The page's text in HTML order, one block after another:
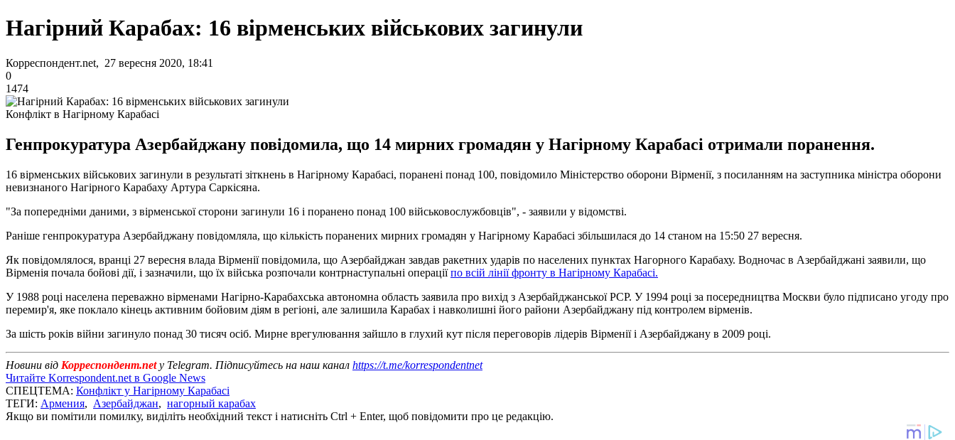
Нагірний Карабах: 16 вірменських військових загинули
Корреспондент.net, 27 вересня 2020, 18:41
0
1474
Конфлікт в Нагірному Карабасі
Генпрокуратура Азербайджану повідомила, що 14 мирних громадян у Нагірному Карабасі отримали поранення.
16 вірменських військових загинули в результаті зіткнень в Нагірному Карабасі, поранені понад 100, повідомило Міністерство оборони Вірменії, з посиланням на заступника міністра оборони
невизнаного Нагірного Карабаху Артура Саркісяна.
"За попередніми даними, з вірменської сторони загинули 16 і поранено понад 100 військовослужбовців", - заявили у відомстві.
Раніше генпрокуратура Азербайджану повідомляла, що кількість поранених мирних громадян у Нагірному Карабасі збільшилася до 14 станом на 15:50 27 вересня.
Як повідомлялося, вранці 27 вересня влада Вірменії повідомила, що Азербайджан завдав ракетних ударів по населених пунктах Нагорного Карабаху. Водночас в Азербайджані заявили, що
Вірменія почала бойові дії, і зазначили, що їх війська розпочали контрнаступальні операціїпо всій лінії фронту в Нагірному Карабасі.
У 1988 році населена переважно вірменами Нагірно-Карабахська автономна область заявила про вихід з Азербайджанської РСР. У 1994 році за посередництва Москви було підписано угоду про
перемир'я, яке поклало кінець активним бойовим діям в регіоні, але залишила Карабах і навколишні його райони Азербайджану під контролем вірменів.
За шість років війни загинуло понад 30 тисяч осіб. Мирне врегулювання зайшло в глухий кут після переговорів лідерів Вірменії і Азербайджану в 2009 році.
Новини від Корреспондент.netу Telegram. Підписуйтесь на наш канал https://t.me/korrespondentnet
Читайте Korrespondent.net в Google News
СПЕЦТЕМА: Конфлікт у Нагірному Карабасі
ТЕГИ: Армения, Азербайджан, нагорный карабах
Якщо ви помітили помилку, виділіть необхідний текст і натисніть Ctrl + Enter, щоб повідомити про це редакцію.